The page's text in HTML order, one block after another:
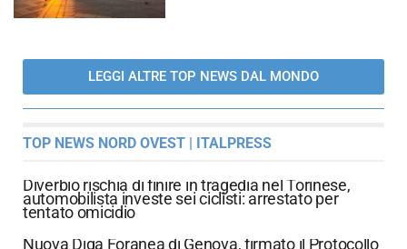
LEGGI ALTRE TOP NEWS DAL MONDO
TOP NEWS NORD OVEST | ITALPRESS
Diverbio rischia di finire in tragedia nel Torinese,
automobilista investe sei ciclisti: arrestato per
tentato omicidio
Nuova Diga Foranea di Genova, firmato il Protocollo